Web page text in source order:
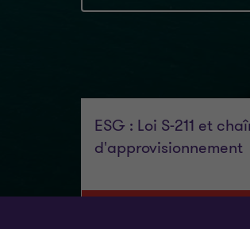
ESG : Loi S-211 et
d'approvisionnement